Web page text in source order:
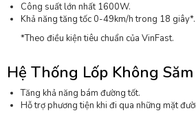
Công suất lớn nhất 1600W.
Khả năng tăng tốc 0-49km/h trong 18 giây*.
*Theo điều kiện tiêu chuẩn của VinFast.
Hệ Thống Lốp Không Săm
Tăng khả năng bám đường tốt.
Hỗ trợ phương tiện khi đi qua những mặt